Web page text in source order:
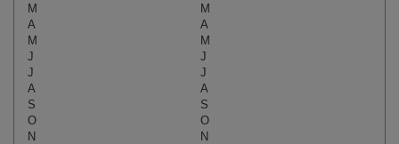
M
M
A
A
M
M
J
J
J
J
A
A
S
S
O
O
N
N